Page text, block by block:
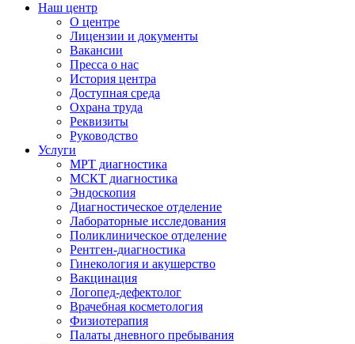
Наш центр
О центре
Лицензии и документы
Вакансии
Пресса о нас
История центра
Доступная среда
Охрана труда
Реквизиты
Руководство
Услуги
МРТ диагностика
МСКТ диагностика
Эндоскопия
Диагностическое отделение
Лабораторные исследования
Поликлиническое отделение
Рентген-диагностика
Гинекология и акушерство
Вакцинация
Логопед-дефектолог
Врачебная косметология
Физиотерапия
Палаты дневного пребывания